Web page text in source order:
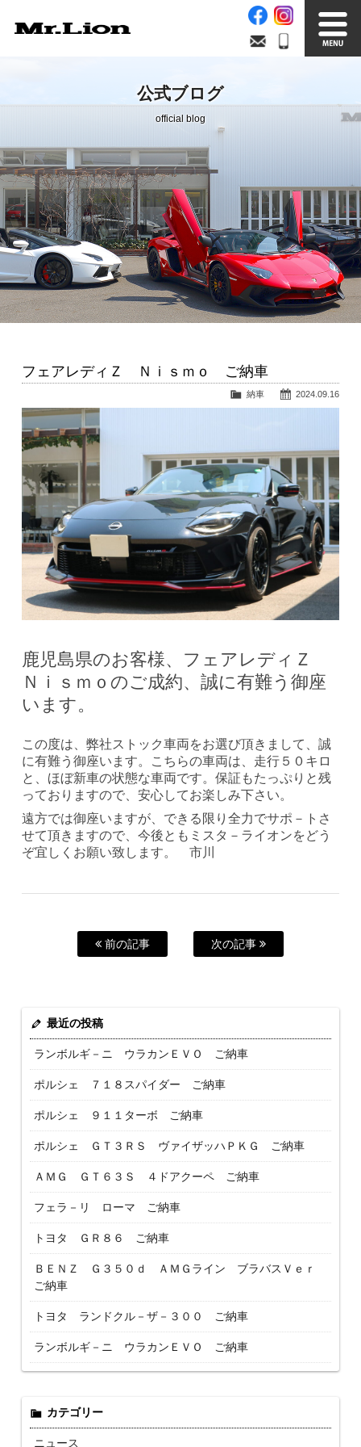
在庫車情報 買取無料査定
Factory
自社工場 サービス案内
Official Blog
公式ブログ
Company info.
会社案内
公式ブログ
official blog
フェアレディＺ Ｎｉｓｍｏ ご納車
2024.09.16
納車
鹿児島県のお客様、フェアレディＺ
Ｎｉｓｍｏのご成約、誠に有難う御座
います。
この度は、弊社ストック車両をお選び頂きまして、誠
に有難う御座います。こちらの車両は、走行５０キロ
と、ほぼ新車の状態な車両です。保証もたっぷりと残
っておりますので、安心してお楽しみ下さい。
遠方では御座いますが、できる限り全力でサポ－トさ
せて頂きますので、今後ともミスタ－ライオンをどう
ぞ宜しくお願い致します。 市川
前の記事 次の記事
最近の投稿
ランボルギ－ニ ウラカンＥＶＯ ご納車
ポルシェ ７１８スパイダー ご納車
ポルシェ ９１１ターボ ご納車
ポルシェ ＧＴ３ＲＳ ヴァイザッハＰＫＧ ご納車
ＡＭＧ ＧＴ６３Ｓ ４ドアクーペ ご納車
フェラ－リ ローマ ご納車
トヨタ ＧＲ８６ ご納車
ＢＥＮＺ Ｇ３５０ｄ ＡＭＧライン ブラバスＶｅｒ
ご納車
トヨタ ランドクル－ザ－３００ ご納車
ランボルギ－ニ ウラカンＥＶＯ ご納車
カテゴリー
ニュース